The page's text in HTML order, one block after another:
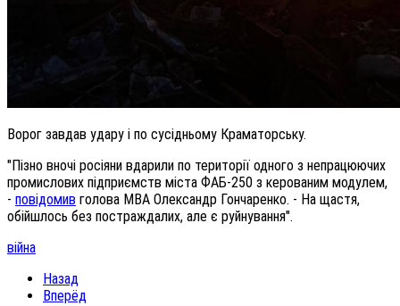
Ворог завдав удару і по сусідньому Краматорську.
"Пізно вночі росіяни вдарили по території одного з непрацюючих
промислових підприємств міста ФАБ-250 з керованим модулем,
- повідомив голова МВА Олександр Гончаренко. - На щастя,
обійшлось без постраждалих, але є руйнування".
війна
Назад
Вперёд